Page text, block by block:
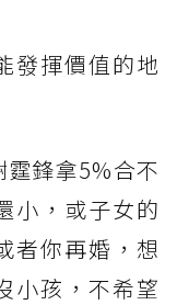
發揮價值的地
鋒拿5%合不
小，或子女的
者你再婚，想
小孩，不希望